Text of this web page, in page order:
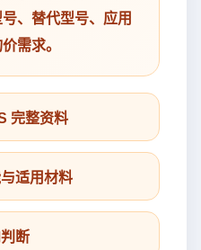
、替代型号、应用
需求。
整资料
用材料
断